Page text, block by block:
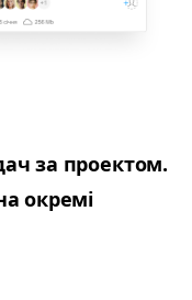
за проектом.
окремі